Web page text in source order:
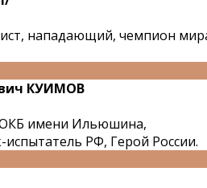
нападающий, чемпион
КУИМОВ
ОКБ имени Ильюшина,
РФ, Герой России.